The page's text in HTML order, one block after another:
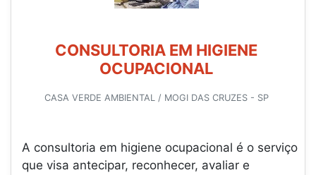
CONSULTORIA EM HIGIENE
OCUPACIONAL
CASA VERDE AMBIENTAL / MOGI DAS CRUZES - SP
A consultoria em higiene ocupacional é o serviço
que visa antecipar, reconhecer, avaliar e